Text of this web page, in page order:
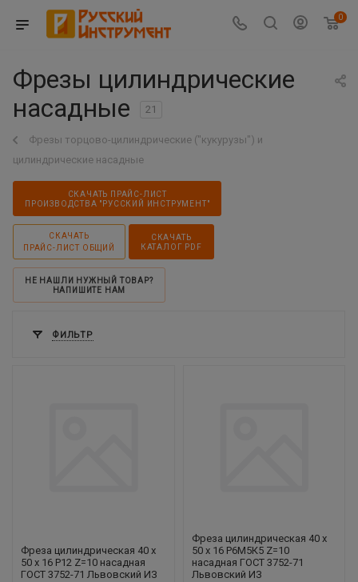
0
Фрезы цилиндрические
насадные
21
Фрезы торцово-цилиндрические ("кукурузы") и
цилиндрические насадные
СКАЧАТЬ ПРАЙС-ЛИСТ
ПРОИЗВОДСТВА "РУССКИЙ ИНСТРУМЕНТ"
СКАЧАТЬ
ПРАЙС-ЛИСТ ОБЩИЙ
СКАЧАТЬ
КАТАЛОГ PDF
НЕ НАШЛИ НУЖНЫЙ ТОВАР?
НАПИШИТЕ НАМ
ФИЛЬТР
Фреза цилиндрическая 40 х
50 х 16 Р12 Z=10 насадная
ГОСТ 3752-71 Львовский ИЗ
Фреза цилиндрическая 40 х
50 х 16 Р6М5К5 Z=10
насадная ГОСТ 3752-71
Львовский ИЗ